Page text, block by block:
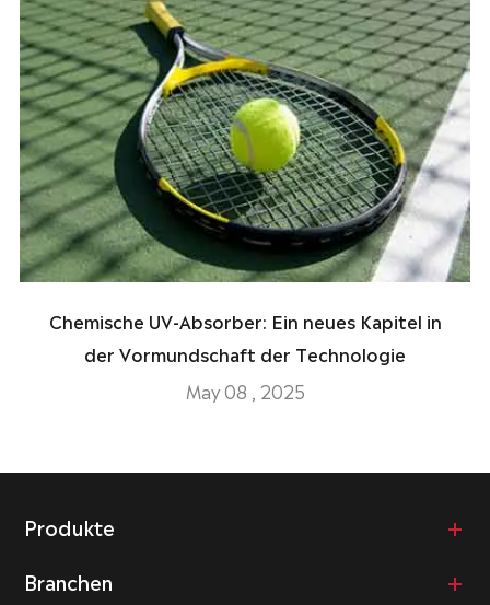
Chemische UV-Absorber: Ein neues Kapitel in
der Vormundschaft der Technologie
May 08 , 2025
Produkte
Branchen